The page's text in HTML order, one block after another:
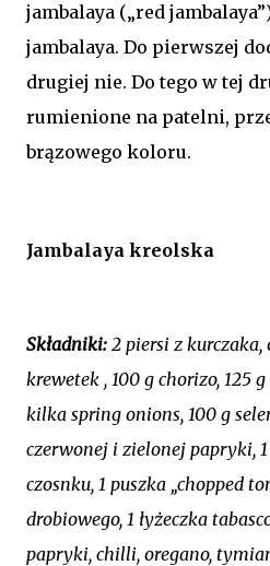
jambalaya („red
jambalaya. Do pierwszej
drugiej nie. Do tego w tej
rumienione na patelni,
brązowego koloru.
Jambalaya kreolska
Składniki: 2 piersi z
krewetek , 100 g chorizo, 125
kilka spring onions, 100 g
czerwonej i zielonej papryki, 1
czosnku, 1 puszka „chopped
drobiowego, 1 łyżeczka
papryki, chilli, oregano,